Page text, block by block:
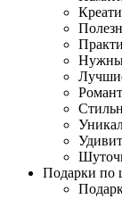
Подарки по